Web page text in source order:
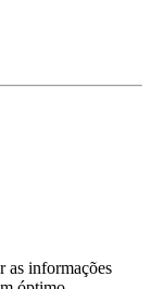
as informações